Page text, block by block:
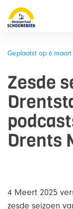
naarGeplaatst op 6 maart
Zesde
Drents
4 Meert 2025
zesde seizoen